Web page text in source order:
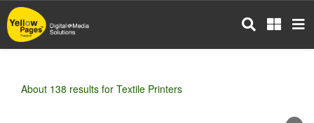
Skip
to
main
About 138 results for Textile Printers